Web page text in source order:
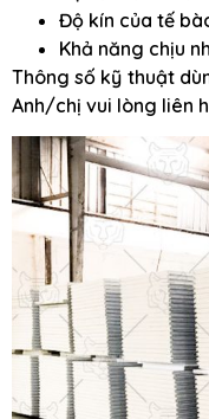
Độ kín của tế
Khả năng chịu
Thông số kỹ thuật
Anh/chị vui lòng liên